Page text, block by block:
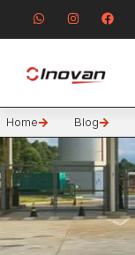
Home Blog